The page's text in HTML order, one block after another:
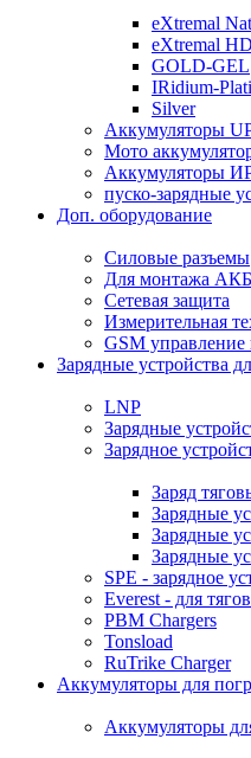
eXtremal
eXtremal
GOLD-GEL
IRidium-
Silver
Аккумуляторы
Мото
Аккумуляторы
пуско-зарядные
Доп. оборудование
Силовые разъемы
Для монтажа АКБ
Сетевая защита
Измерительная
GSM управление
Зарядные устройства
LNP
Зарядные
Зарядное
Заряд
Зарядные
Зарядные
Зарядные
SPE - зарядное
Everest - для
PBM Chargers
Tonsload
RuTrike Charger
Аккумуляторы для
Аккумуляторы